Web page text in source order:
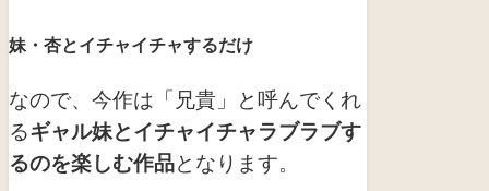
妹・杏とイチャイチャするだけ
なので、今作は「兄貴」と呼んでくれ
るギャル妹とイチャイチャラブラブす
るのを楽しむ作品となります。